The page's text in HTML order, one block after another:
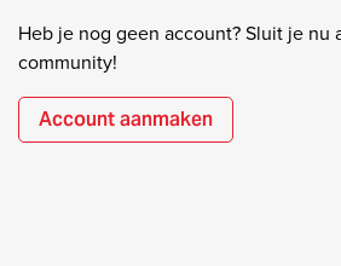
Heb je nog geen account? Sluit je nu
community!
Account aanmaken